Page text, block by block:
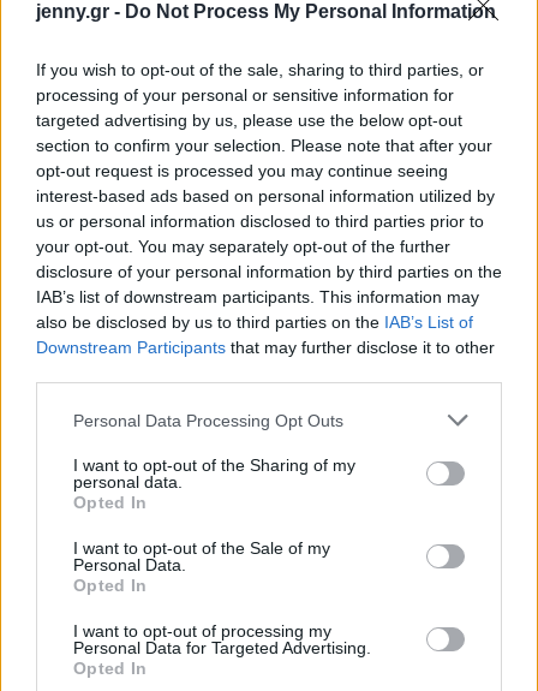
jenny.gr - Do Not Process My Personal Information
If you wish to opt-out of the sale, sharing to third parties, or
processing of your personal or sensitive information for
targeted advertising by us, please use the below opt-out
section to confirm your selection. Please note that after your
opt-out request is processed you may continue seeing
interest-based ads based on personal information utilized by
us or personal information disclosed to third parties prior to
your opt-out. You may separately opt-out of the further
disclosure of your personal information by third parties on the
IAB’s list of downstream participants. This information may
also be disclosed by us to third parties on the IAB’s List of
Downstream Participants that may further disclose it to other
Please note that this website/app uses one or more Google
not limited to your visit or usage behaviour. You may click to
grant or deny consent to Google and its third-party tags to
use your data for below specified purposes in below Google
consent section.
Personal Data Processing Opt Outs
I want to opt-out of the Sharing of my
personal data.
Opted In
I want to opt-out of the Sale of my
Personal Data.
Opted In
I want to opt-out of processing my
Personal Data for Targeted Advertising.
Opted InΜάθε τώρα όλα τα νέα για τα